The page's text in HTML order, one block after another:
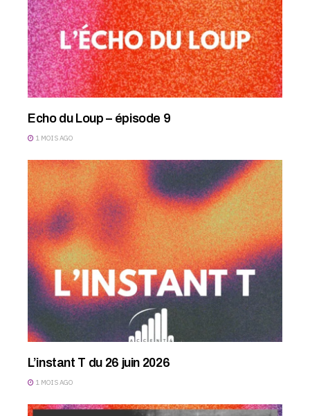
Echo du Loup – épisode 9
1 MOIS AGO
L’instant T du 26 juin 2026
1 MOIS AGO